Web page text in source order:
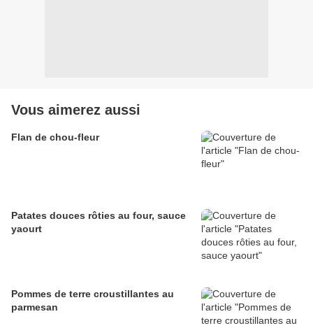
Vous aimerez aussi
Flan de chou-fleur
Patates douces rôties au four, sauce
yaourt
Pommes de terre croustillantes au
parmesan